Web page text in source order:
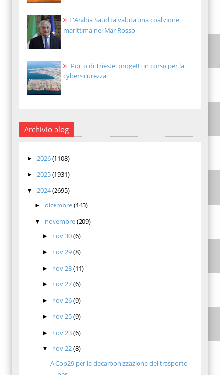
L'Arabia Saudita valuta una coalizione
marittima nel Mar Rosso
Porto di Trieste, progetti in corso per la
cybersicurezza
Archivio blog
► 2026(1108)
► 2025(1931)
▼ 2024(2695)
► dicembre(143)
▼ novembre(209)
► nov 30(6)
► nov 29(8)
► nov 28(11)
► nov 27(6)
► nov 26(9)
► nov 25(9)
► nov 23(6)
▼ nov 22(8)
A Cop29 per la decarbonizzazione del trasporto